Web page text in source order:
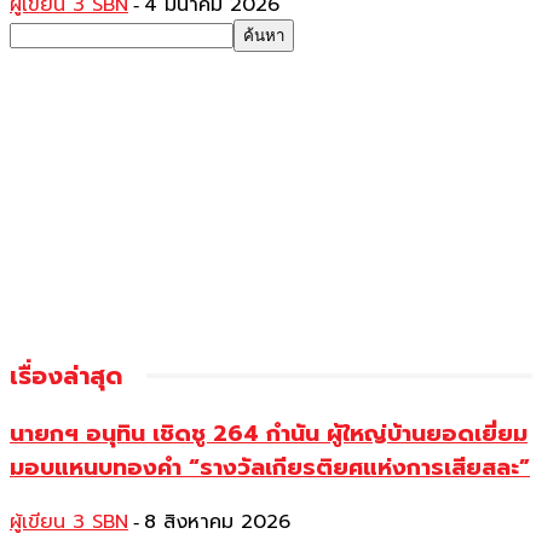
-
เรื่องล่าสุด
นายกฯ อนุทิน เชิดชู 264 กำนัน ผู้ใหญ่บ้านยอดเยี่ยม
มอบแหนบทองคำ “รางวัลเกียรติยศแห่งการเสียสละ”
ผู้เขียน 3 SBN - 8 สิงหาคม 2026